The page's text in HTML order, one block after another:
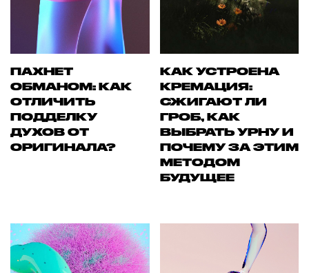
ПАХНЕТ
ОБМАНОМ: КАК
ОТЛИЧИТЬ
ПОДДЕЛКУ
ДУХОВ ОТ
ОРИГИНАЛА?
КАК УСТРОЕНА
КРЕМАЦИЯ:
СЖИГАЮТ ЛИ
ГРОБ, КАК
ВЫБРАТЬ УРНУ И
ПОЧЕМУ ЗА ЭТИМ
МЕТОДОМ
БУДУЩЕЕ